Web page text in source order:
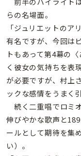
らの名場面。
「ジュリエットの
有名ですが、今回は
トもあって第4幕の
く彼女の気持ちを表
が必要ですが、村上
ックな感情をうまく
続く二重唱でロミ
伸びやかな歌声と
ールとして期待を集
い）。